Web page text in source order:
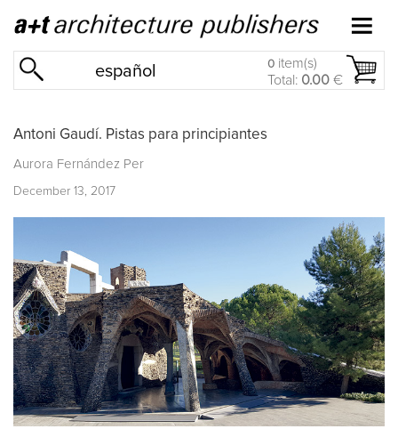
español 0 item(s)
Total: 0.00 €
Antoni Gaudí. Pistas para principiantes
Aurora Fernández Per
December 13, 2017